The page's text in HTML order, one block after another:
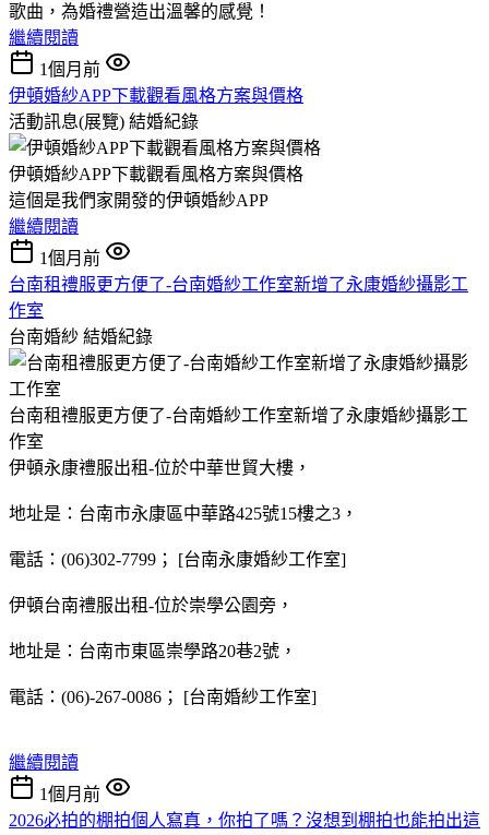
歌曲，為婚禮營造出溫馨的感覺！
繼續閱讀
1個月前
伊頓婚紗APP下載觀看風格方案與價格
活動訊息(展覽) 結婚紀錄
伊頓婚紗APP下載觀看風格方案與價格
這個是我們家開發的伊頓婚紗APP
繼續閱讀
1個月前
台南租禮服更方便了-台南婚紗工作室新增了永康婚紗攝影工
作室
台南婚紗 結婚紀錄
台南租禮服更方便了-台南婚紗工作室新增了永康婚紗攝影工
作室
伊頓永康禮服出租-位於中華世貿大樓，
地址是：台南市永康區中華路425號15樓之3，
電話：(06)302-7799； [台南永康婚紗工作室]
伊頓台南禮服出租-位於崇學公園旁，
地址是：台南市東區崇學路20巷2號，
電話：(06)-267-0086； [台南婚紗工作室]
繼續閱讀
1個月前
2026必拍的棚拍個人寫真，你拍了嗎？沒想到棚拍也能拍出這